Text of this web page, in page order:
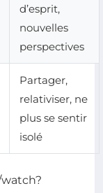
d’esprit,
nouvelles
perspectives
Partager,
relativiser, ne
plus se sentir
isolé